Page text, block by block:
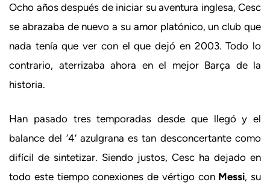
Ocho años después de iniciar su aventura inglesa, Cesc
se abrazaba de nuevo a su amor platónico, un club que
nada tenía que ver con el que dejó en 2003. Todo lo
contrario, aterrizaba ahora en el mejor Barça de la
historia.
Han pasado tres temporadas desde que llegó y el
balance del ‘4’ azulgrana es tan desconcertante como
difícil de sintetizar. Siendo justos, Cesc ha dejado en
todo este tiempo conexiones de vértigo con Messi, su